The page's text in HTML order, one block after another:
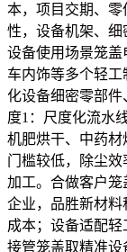
本，项目交期、
性，设备机架、细
设备使用场景笼
车内饰等多个轻
化设备细密零部
度1：尺度化流水
机肥烘干、中药
门槛较低，除尘效
加工。合做客户笼
企业，品胜新材
成本；设备适配
接管笼盖取精准